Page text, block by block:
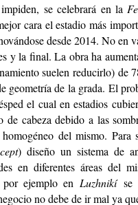
se celebrará en la
cara el estadio más
desde 2014. No en
y la final. La obra ha
suelen reducirlo) de
geometría de la grada. El
el cual en estadios
cabeza debido a las
del mismo. Para
) diseño un sistema de
en diferentes áreas del
ejemplo en Luzhnikí se
no debe de ir mal ya